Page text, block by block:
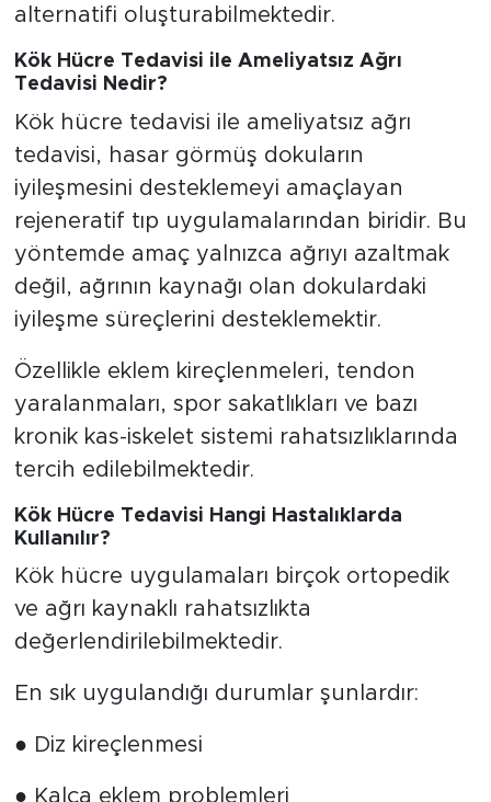
alternatifi oluşturabilmektedir.
Kök Hücre Tedavisi ile Ameliyatsız Ağrı
Tedavisi Nedir?
Kök hücre tedavisi ile ameliyatsız ağrı
tedavisi, hasar görmüş dokuların
iyileşmesini desteklemeyi amaçlayan
rejeneratif tıp uygulamalarından biridir. Bu
yöntemde amaç yalnızca ağrıyı azaltmak
değil, ağrının kaynağı olan dokulardaki
iyileşme süreçlerini desteklemektir.
Özellikle eklem kireçlenmeleri, tendon
yaralanmaları, spor sakatlıkları ve bazı
kronik kas-iskelet sistemi rahatsızlıklarında
tercih edilebilmektedir.
Kök Hücre Tedavisi Hangi Hastalıklarda
Kullanılır?
Kök hücre uygulamaları birçok ortopedik
ve ağrı kaynaklı rahatsızlıkta
değerlendirilebilmektedir.
En sık uygulandığı durumlar şunlardır:
● Diz kireçlenmesi
● Kalça eklem problemleri